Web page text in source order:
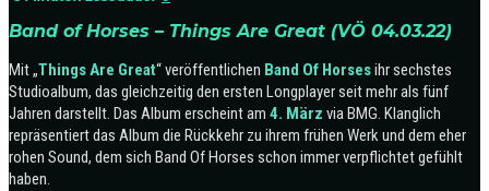
Band of Horses – Things Are Great (VÖ 04.03.22)
Mit „Things Are Great“ veröffentlichen Band Of Horsesihr sechstes
Studioalbum, das gleichzeitig den ersten Longplayer seit mehr als fünf
Jahren darstellt. Das Album erscheint am 4. März via BMG. Klanglich
repräsentiert das Album die Rückkehr zu ihrem frühen Werk und dem eher
rohen Sound, dem sich Band Of Horses schon immer verpflichtet gefühlt
haben.